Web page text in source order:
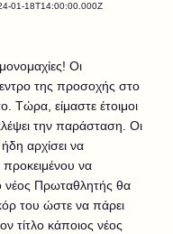
01-18T14:00:00.000Z
Οι
της προσοχής στο
Τώρα, είμαστε έτοιμοι
την παράσταση. Οι
αρχίσει να
προκειμένου να
Πρωταθλητής θα
του ώστε να πάρει
τίτλο κάποιος νέος